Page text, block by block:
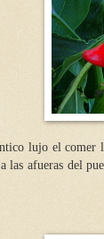
lujo el
las afueras del